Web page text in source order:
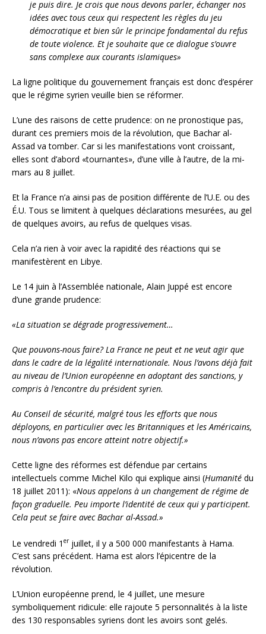
je puis dire. Je crois que nous devons parler, échanger nos
idées avec tous ceux qui respectent les règles du jeu
démocratique et bien sûr le principe fondamental du refus
de toute violence. Et je souhaite que ce dialogue s’ouvre
sans complexe aux courants islamiques»
La ligne politique du gouvernement français est donc d’espérer
que le régime syrien veuille bien se réformer.
L’une des raisons de cette prudence: on ne pronostique pas,
durant ces premiers mois de la révolution, que Bachar al-
Assad va tomber. Car si les manifestations vont croissant,
elles sont d’abord «tournantes», d’une ville à l’autre, de la mi-
mars au 8 juillet.
Et la France n’a ainsi pas de position différente de l’U.E. ou des
É.U. Tous se limitent à quelques déclarations mesurées, au gel
de quelques avoirs, au refus de quelques visas.
Cela n’a rien à voir avec la rapidité des réactions qui se
manifestèrent en Libye.
Le 14 juin à l’Assemblée nationale, Alain Juppé est encore
d’une grande prudence:
«La situation se dégrade progressivement…
Que pouvons-nous faire? La France ne peut et ne veut agir que
dans le cadre de la légalité internationale. Nous l’avons déjà fait
au niveau de l’Union européenne en adoptant des sanctions, y
compris à l’encontre du président syrien.
Au Conseil de sécurité, malgré tous les efforts que nous
déployons, en particulier avec les Britanniques et les Américains,
nous n’avons pas encore atteint notre objectif.»
Cette ligne des réformes est défendue par certains
intellectuels comme Michel Kilo qui explique ainsi (Humanité du
18 juillet 2011): «Nous appelons à un changement de régime de
façon graduelle. Peu importe l’identité de ceux qui y participent.
Cela peut se faire avec Bachar al-Assad.»
Le vendredi 1 erjuillet, il y a 500 000 manifestants à Hama.
C’est sans précédent. Hama est alors l’épicentre de la
révolution.
L’Union européenne prend, le 4 juillet, une mesure
symboliquement ridicule: elle rajoute 5 personnalités à la liste
des 130 responsables syriens dont les avoirs sont gelés.